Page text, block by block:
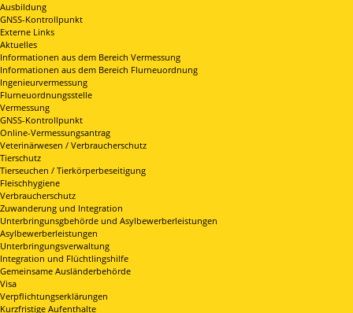
Ausbildung
GNSS-Kontrollpunkt
Externe Links
Aktuelles
Informationen aus dem Bereich Vermessung
Informationen aus dem Bereich Flurneuordnung
Ingenieurvermessung
Flurneuordnungsstelle
Vermessung
GNSS-Kontrollpunkt
Online-Vermessungsantrag
Veterinärwesen / Verbraucherschutz
Tierschutz
Tierseuchen / Tierkörperbeseitigung
Fleischhygiene
Verbraucherschutz
Zuwanderung und Integration
Unterbringunsgbehörde und Asylbewerberleistungen
Asylbewerberleistungen
Unterbringungsverwaltung
Integration und Flüchtlingshilfe
Gemeinsame Ausländerbehörde
Visa
Verpflichtungserklärungen
Kurzfristige Aufenthalte